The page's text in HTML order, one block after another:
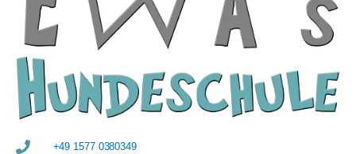
+49 1577 0380349